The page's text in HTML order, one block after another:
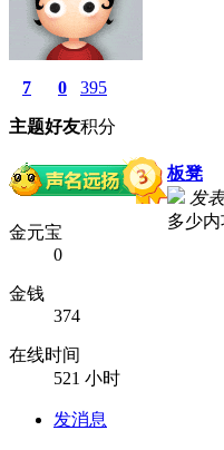
7
主题
0
好友
395
积分
金元宝
0
金钱
374
在线时间
521 小时
发消息
板凳
发
多少